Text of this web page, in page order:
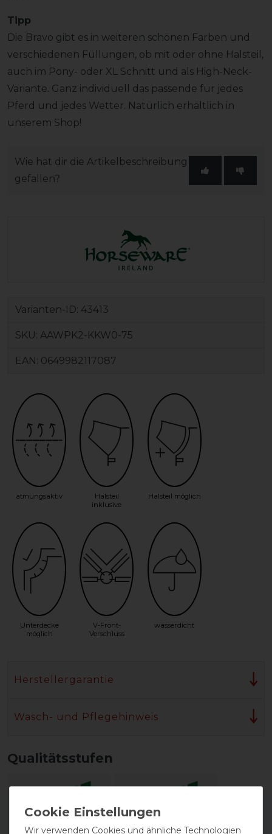
Tipp
Die Bravo gibt es in weiteren schönen Farben und
verschiedenen Füllungen, ob mit oder ohne Halsteil,
auch im Pony- oder XL Schnitt und als High-Neck-
Variante. Ganz individuell das passende für jedes
Pferd und jedes Wetter. Natürlich erhältlich in
unserem Shop!
Wie hat dir die Artikelbeschreibung
gefallen?
Varianten-ID: 43413
SKU: AAWPK2-KKW0-75
EAN: 0649982117087
atmungsaktiv
Halsteil
inklusive
Halsteil möglich
Unterdecke
möglich
V-Front-
Verschluss
wasserdicht
Herstellergarantie
Wasch- und Pflegehinweis
Qualitätsstufen
Wir verwenden Cookies und ähnliche Technologien